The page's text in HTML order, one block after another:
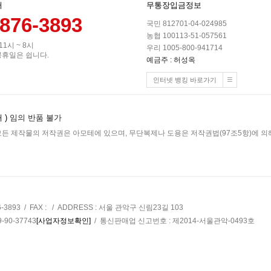
3893
시 ~ 8시
일은 쉽니다.
무통장입금정보
국민 812701-04-024985
농협 100113-51-057561
우리 1005-800-941714
예금주 : 허성옥
인터넷 뱅킹 바로가기
) 임의 반품 불가
제작물의 저작권은 아모테에 있으며, 무단복제나 도용은 저작권법(97조5항)에
/ FAX : / ADDRESS : 서울 관악구 신림23길 103
90-37743[사업자정보확인] / 통신판매업 신고번호 : 제2014-서울관악-0493호